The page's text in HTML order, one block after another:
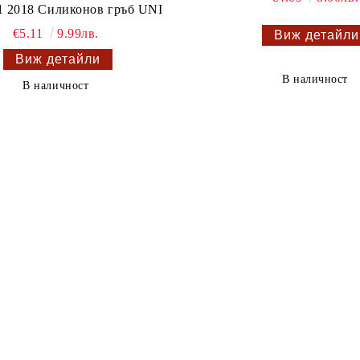
2018 Силиконов гръб UNI
€5.11
9.99лв.
Виж детайли
В наличност
Виж детайли
В наличност